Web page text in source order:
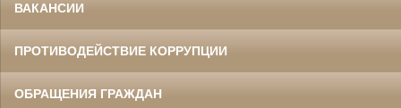
ВАКАНСИИ
ПРОТИВОДЕЙСТВИЕ КОРРУПЦИИ
ОБРАЩЕНИЯ ГРАЖДАН